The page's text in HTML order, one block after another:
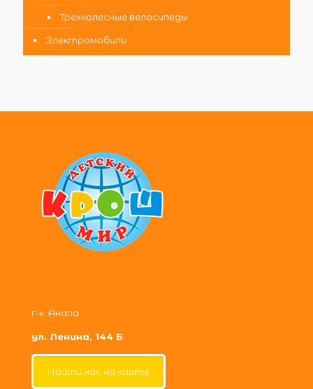
Трехколесные велосипеды
Электромобили
г-к. Анапа
ул. Ленина, 144 Б
Найти нас на карте